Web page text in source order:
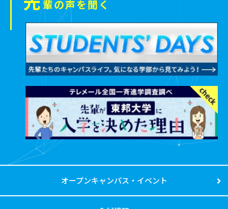
輩の声を聞く
オープンキャンパス・イベント